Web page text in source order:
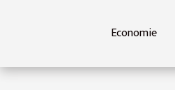
Economie